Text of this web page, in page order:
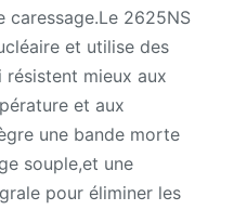
caressage.Le 2625NS
et utilise des
mieux aux
et aux
une bande morte
souple,et une
pour éliminer les